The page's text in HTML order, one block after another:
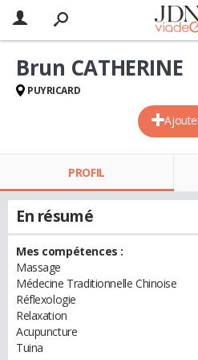
Brun CATHERINE
PUYRICARD
PROFIL
En résumé
Mes compétences :
Massage
Médecine Traditionnelle Chinoise
Réflexologie
Relaxation
Acupuncture
Tuina